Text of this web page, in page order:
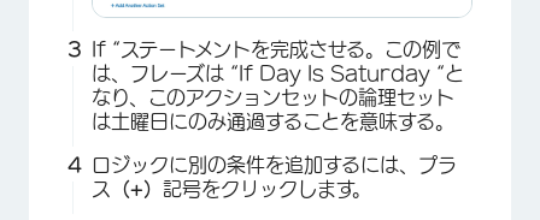
If “ステートメントを完成させる。この例で
は、フレーズは “If Day Is Saturday “と
なり、このアクションセットの論理セット
は土曜日にのみ通過することを意味する。
ロジックに別の条件を追加するには、プラ
ス
（+） 記号をクリックします。